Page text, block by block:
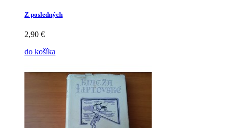
Z posledných
2,90 €
do košíka